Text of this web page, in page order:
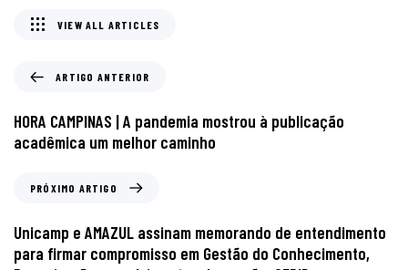
ARTIGO ANTERIOR
HORA CAMPINAS | A pandemia mostrou à publicação
acadêmica um melhor caminho
VIEW ALL ARTICLES
PRÓXIMO ARTIGO
Unicamp e AMAZUL assinam memorando de entendimento
para firmar compromisso em Gestão do Conhecimento,